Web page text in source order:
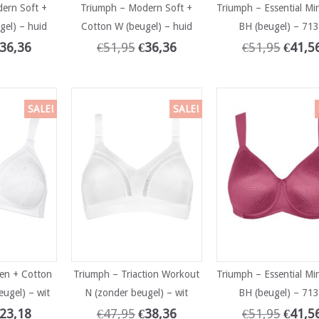
Soft +
– huid
Triumph – Modern Soft +
Cotton W (beugel) – huid
€51,95€36,36
Triumph – Essential
BH (beugel) –
€51,95€
SALE!
+ Cotton
– wit
SALE!
Triumph – Triaction Workout
N (zonder beugel) – wit
€47,95€38,36
Triumph – Essential
BH (beugel) –
€51,95€